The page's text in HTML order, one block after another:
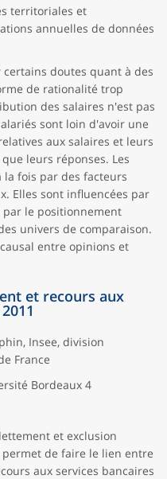
territoriales et
annuelles de données
doutes quant à des
de rationalité trop
des salaires n'est pas
sont loin d'avoir une
aux salaires et leurs
leurs réponses. Les
la fois par des facteurs
Elles sont influencées par
le positionnement
univers de comparaison.
entre opinions et
et recours aux
Insee, division
France
Bordeaux 4
et exclusion
permet de faire le lien entre
aux services bancaires